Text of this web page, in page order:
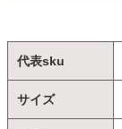
代表sku
サイズ